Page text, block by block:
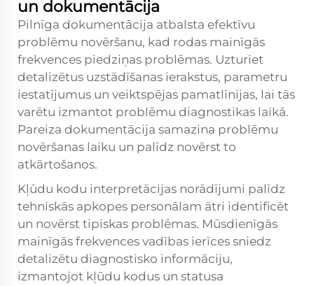
un dokumentācija
Pilnīga dokumentācija atbalsta efektīvu
problēmu novēršanu, kad rodas mainīgās
frekvences piedziņas problēmas. Uzturiet
detalizētus uzstādīšanas ierakstus, parametru
iestatījumus un veiktspējas pamatlīnijas, lai tās
varētu izmantot problēmu diagnostikas laikā.
Pareiza dokumentācija samazina problēmu
novēršanas laiku un palīdz novērst to
atkārtošanos.
Kļūdu kodu interpretācijas norādījumi palīdz
tehniskās apkopes personālam ātri identificēt
un novērst tipiskas problēmas. Mūsdienīgās
mainīgās frekvences vadības ierīces sniedz
detalizētu diagnostisko informāciju,
izmantojot kļūdu kodus un statusa